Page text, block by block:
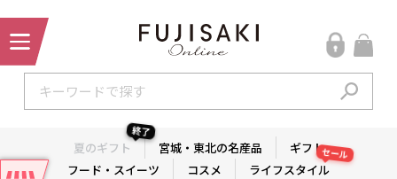
夏のギフト
終了
宮城・東北の名産品
ギフト
フード・スイーツ
コスメ ライフスタイル
セール